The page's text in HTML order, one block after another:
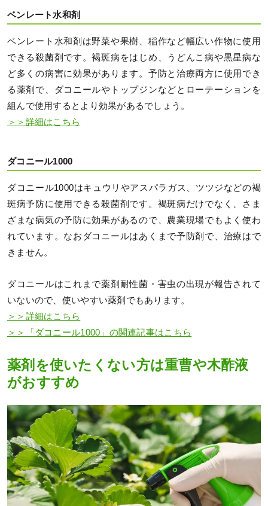
ベンレート水和剤
ベンレート水和剤は野菜や果樹、稲作など幅広い作物に使用
できる殺菌剤です。褐斑病をはじめ、うどんこ病や黒星病な
ど多くの病害に効果があります。予防と治療両方に使用でき
る薬剤で、ダコニールやトップジンなどとローテーションを
組んで使用するとより効果があるでしょう。
＞＞詳細はこちら
ダコニール1000
ダコニール1000はキュウリやアスパラガス、ツツジなどの褐
斑病予防に使用できる殺菌剤です。褐斑病だけでなく、さま
ざまな病気の予防に効果があるので、農業現場でもよく使わ
れています。なおダコニールはあくまで予防剤で、治療はで
きません。
ダコニールはこれまで薬剤耐性菌・害虫の出現が報告されて
いないので、使いやすい薬剤でもあります。
＞＞詳細はこちら
＞＞「ダコニール1000」の関連記事はこちら
薬剤を使いたくない方は重曹や木酢液
がおすすめ